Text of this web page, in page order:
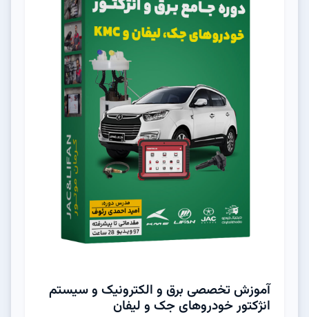
آموزش تخصصی برق و الکترونیک و سیستم
انژکتور خودروهای جک و لیفان